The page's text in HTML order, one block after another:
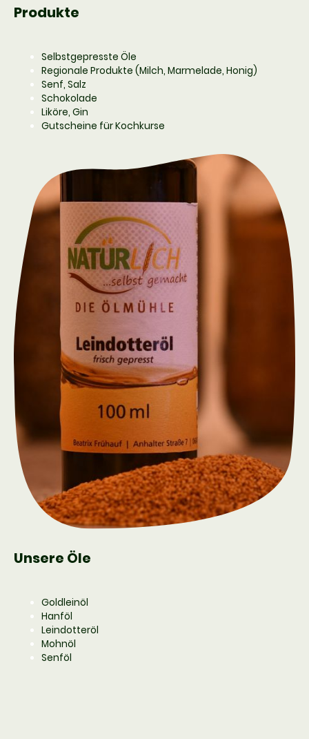
Produkte
Selbstgepresste Öle
Regionale Produkte (Milch, Marmelade, Honig)
Senf, Salz
Schokolade
Liköre, Gin
Gutscheine für Kochkurse
Unsere Öle
Goldleinöl
Hanföl
Leindotteröl
Mohnöl
Senföl